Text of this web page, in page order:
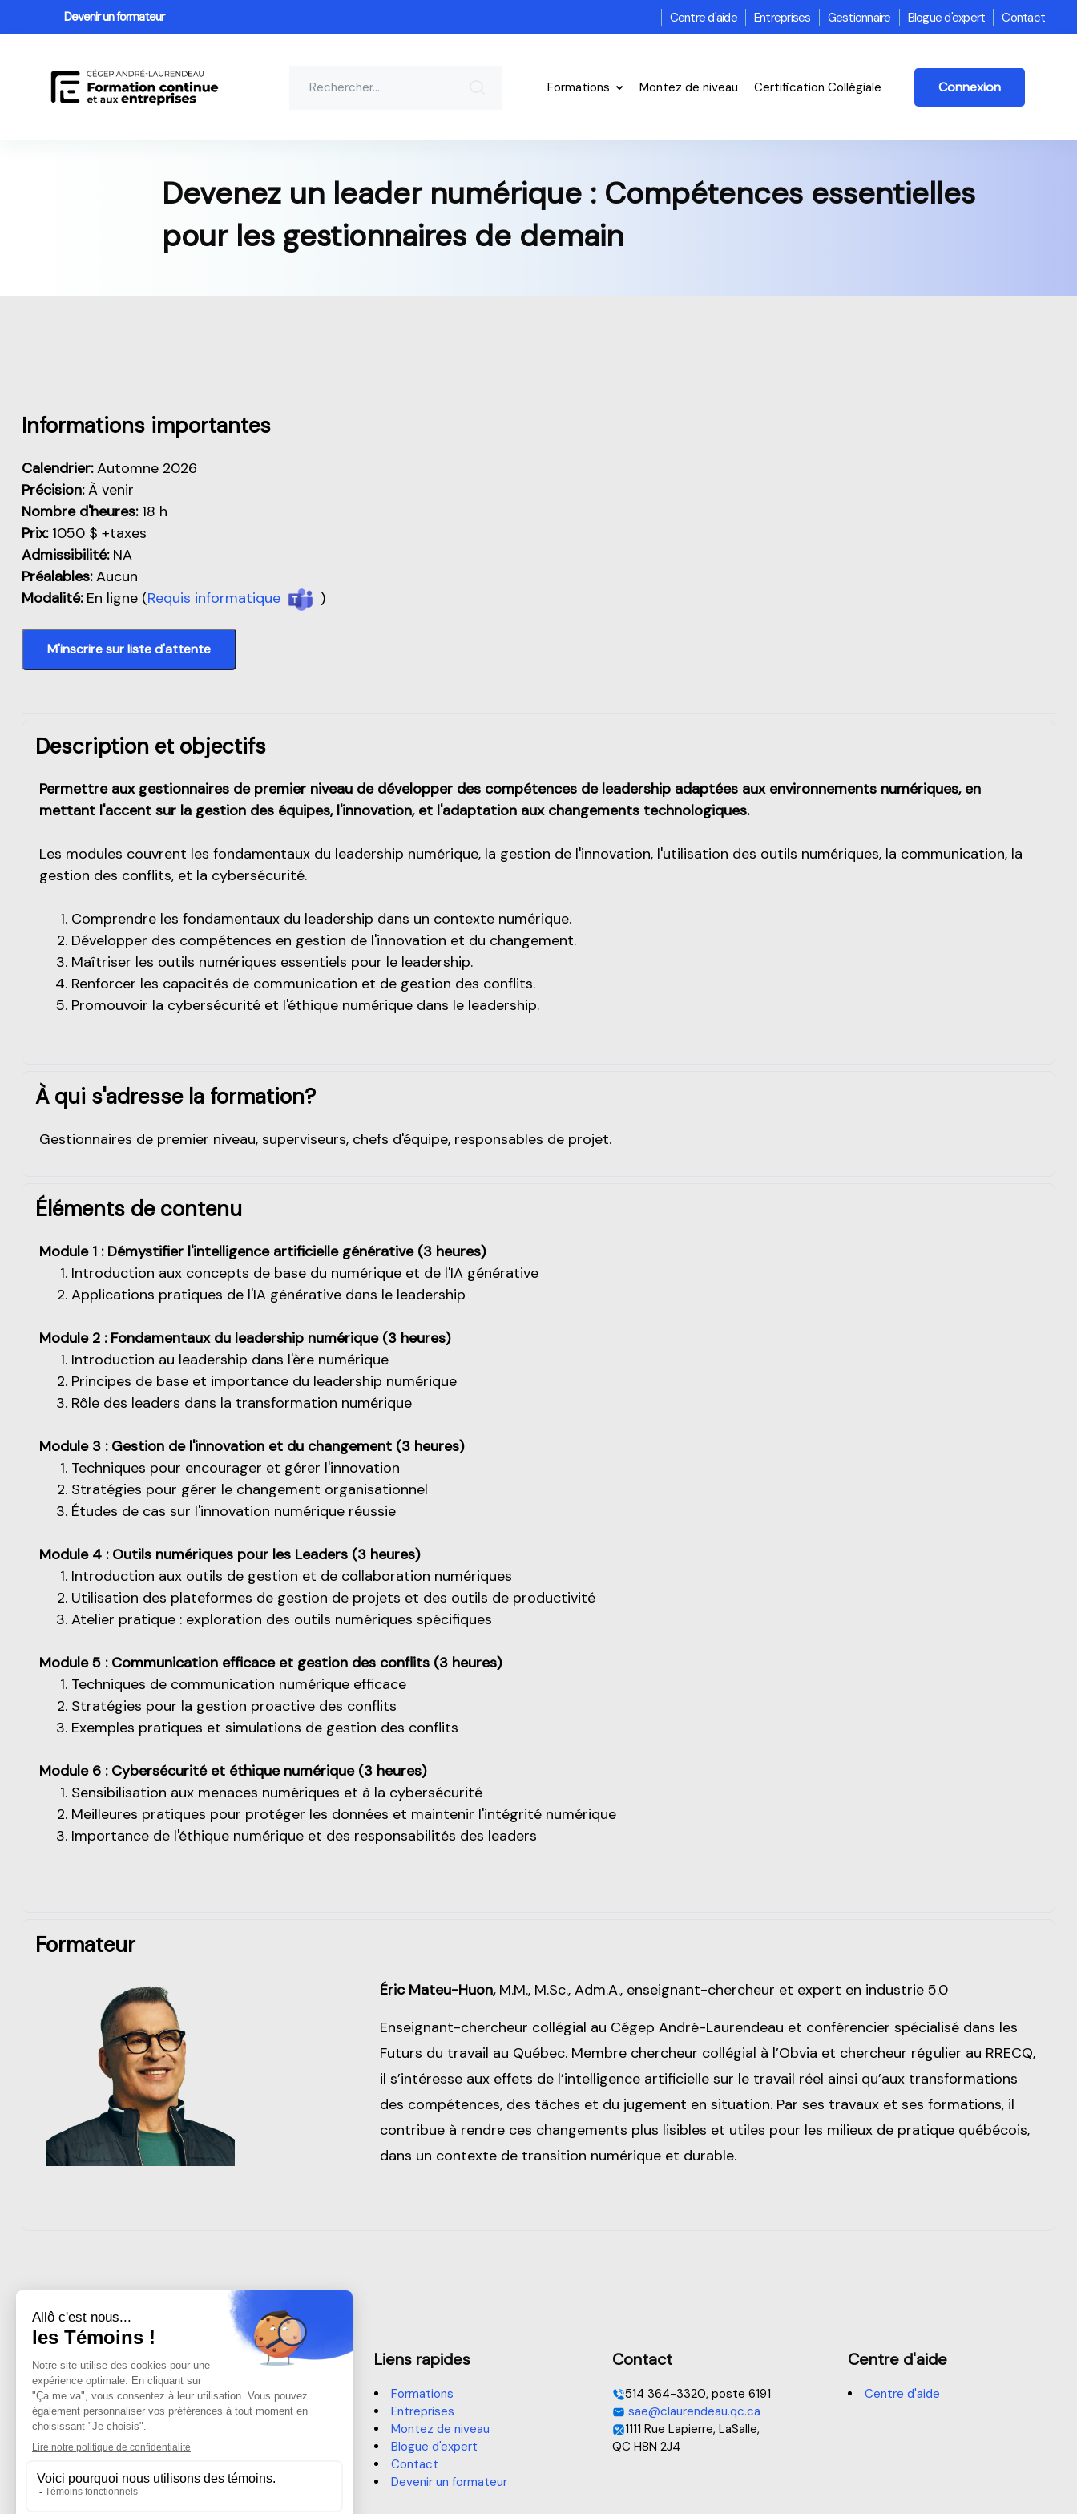
Devenir un formateur Centre d'aide Entreprises Gestionnaire Blogue d'expert Contact
Formations Montez de niveau Certification Collégiale Connexion
Devenez un leader numérique : Compétences essentielles
pour les gestionnaires de demain
Aperçu de cette partie
Informations importantes
Calendrier:Automne 2026
Précision:À venir
Nombre d'heures:18 h
Prix: 1050 $ +taxes
Admissibilité:NA
Préalables:Aucun
Modalité:En ligne (Requis informatique )
M'inscrire sur liste d'attente
Description et objectifs
Permettre aux gestionnaires de premier niveau de développer des compétences de leadership adaptées aux environnements numériques, en
mettant l'accent sur la gestion des équipes, l'innovation, et l'adaptation aux changements technologiques.
Les modules couvrent les fondamentaux du leadership numérique, la gestion de l'innovation, l'utilisation des outils numériques, la communication, la
gestion des conflits, et la cybersécurité.
Comprendre les fondamentaux du leadership dans un contexte numérique.
Développer des compétences en gestion de l'innovation et du changement.
Maîtriser les outils numériques essentiels pour le leadership.
Renforcer les capacités de communication et de gestion des conflits.
Promouvoir la cybersécurité et l'éthique numérique dans le leadership.
À qui s'adresse la formation?
Gestionnaires de premier niveau, superviseurs, chefs d'équipe, responsables de projet.
Éléments de contenu
Module 1 : Démystifier l'intelligence artificielle générative (3 heures)
Introduction aux concepts de base du numérique et de l'IA générative
Applications pratiques de l'IA générative dans le leadership
Module 2 : Fondamentaux du leadership numérique (3 heures)
Introduction au leadership dans l'ère numérique
Principes de base et importance du leadership numérique
Rôle des leaders dans la transformation numérique
Module 3 : Gestion de l'innovation et du changement (3 heures)
Techniques pour encourager et gérer l'innovation
Stratégies pour gérer le changement organisationnel
Études de cas sur l'innovation numérique réussie
Module 4 : Outils numériques pour les Leaders (3 heures)
Introduction aux outils de gestion et de collaboration numériques
Utilisation des plateformes de gestion de projets et des outils de productivité
Atelier pratique : exploration des outils numériques spécifiques
Module 5 : Communication efficace et gestion des conflits (3 heures)
Techniques de communication numérique efficace
Stratégies pour la gestion proactive des conflits
Exemples pratiques et simulations de gestion des conflits
Module 6 : Cybersécurité et éthique numérique (3 heures)
Sensibilisation aux menaces numériques et à la cybersécurité
Meilleures pratiques pour protéger les données et maintenir l'intégrité numérique
Importance de l'éthique numérique et des responsabilités des leaders
Formateur
Éric Mateu-Huon, M.M., M.Sc., Adm.A., enseignant-chercheur et expert en industrie 5.0
Enseignant-chercheur collégial au Cégep André-Laurendeau et conférencier spécialisé dans les
Futurs du travail au Québec. Membre chercheur collégial à l’Obvia et chercheur régulier au RRECQ,
il s’intéresse aux effets de l’intelligence artificielle sur le travail réel ainsi qu’aux transformations
des compétences, des tâches et du jugement en situation. Par ses travaux et ses formations, il
contribue à rendre ces changements plus lisibles et utiles pour les milieux de pratique québécois,
dans un contexte de transition numérique et durable.
Liens rapides
Formations
Entreprises
Montez de niveau
Blogue d'expert
Contact
Devenir un formateur
Contact
514 364-3320, poste 6191
sae@claurendeau.qc.ca
1111 Rue Lapierre, LaSalle,
QC H8N 2J4
Centre d'aide
Centre d'aide